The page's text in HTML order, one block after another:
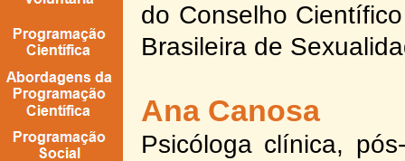
do Conselho
Brasileira de
Ana Canosa
Psicóloga clínica, pós-